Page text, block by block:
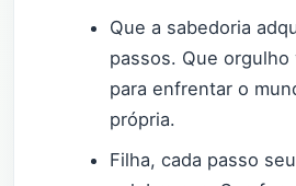
Que a sabedoria
passos. Que
para enfrentar o
própria.
Filha, cada passo